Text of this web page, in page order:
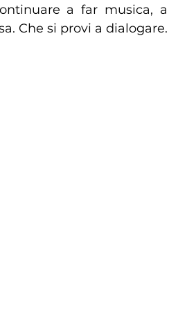
a far musica, a
Che si provi a dialogare.